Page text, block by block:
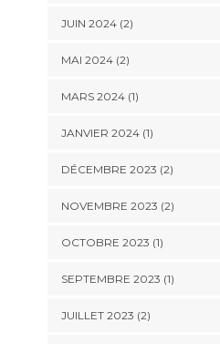
JUIN 2024(2)
MAI 2024(2)
MARS 2024(1)
JANVIER 2024(1)
DÉCEMBRE 2023 (2)
NOVEMBRE 2023 (2)
OCTOBRE 2023 (1)
SEPTEMBRE 2023 (1)
JUILLET 2023 (2)